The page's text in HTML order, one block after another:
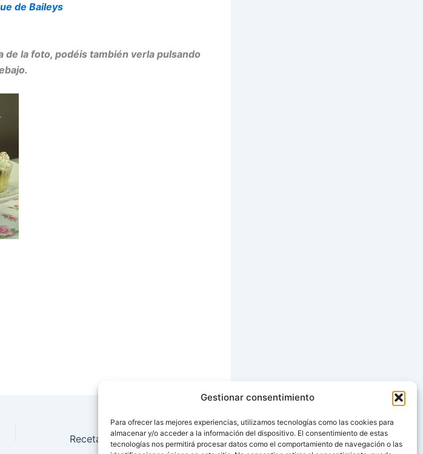
Gestionar consentimiento
Para ofrecer las mejores experiencias, utilizamos tecnologías como las cookies para
almacenar y/o acceder a la información del dispositivo. El consentimiento de estas
tecnologías nos permitirá procesar datos como el comportamiento de navegación o las
de Baileys
la foto, podéis también verla pulsando
SIGUIENTE
Receta de Repollo con Patatas Rehogadas